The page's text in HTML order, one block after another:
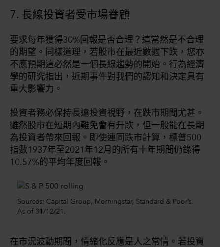
7. 長線投資者受市場眷顧
要求每年獲得30%回報是否合理？這當然是不合理
的期望。同樣道理，若股市在最近數週下跌，您亦
不應預期這必然是一個長線趨勢的開始。行為經濟
學的研究指出，近期事件對我們的認知和決定具有
重大影響力。
投資者務必保持長遠投資視野，在跌市期間尤甚。
雖然股市在短期內難免會有升跌，但一般能在長期
為投資者帶來回報。即使連同跌市計算，標普500
指數1937年至2021年12月的所有十年期間仍錄得
10.57%的平均年度回報。
Sources: Capital Group, Morningstar, Standard & Poor’s.
As of 31/12/21.
在市況波動期間，情緒化反應是人之常情。若投資